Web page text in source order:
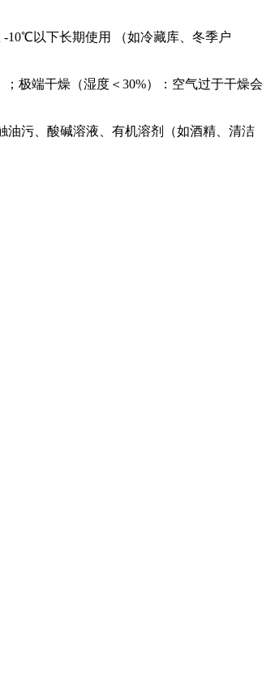
10℃以下长期使用 （如冷藏库、冬季户
极端干燥（湿度＜30%）：空气过于干燥会
油污、酸碱溶液、有机溶剂（如酒精、清洁